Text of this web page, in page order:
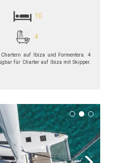
10
4
auf Ibiza und Formentera. 4
für Charter auf Ibiza mit Skipper.
siehe Details >>